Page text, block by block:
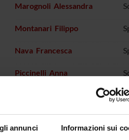
annunci Informazioni sui
Marognoli Alessandra
Montanari Filippo
Nava Francesca
Piccinelli Anna
Pollastri Francesco